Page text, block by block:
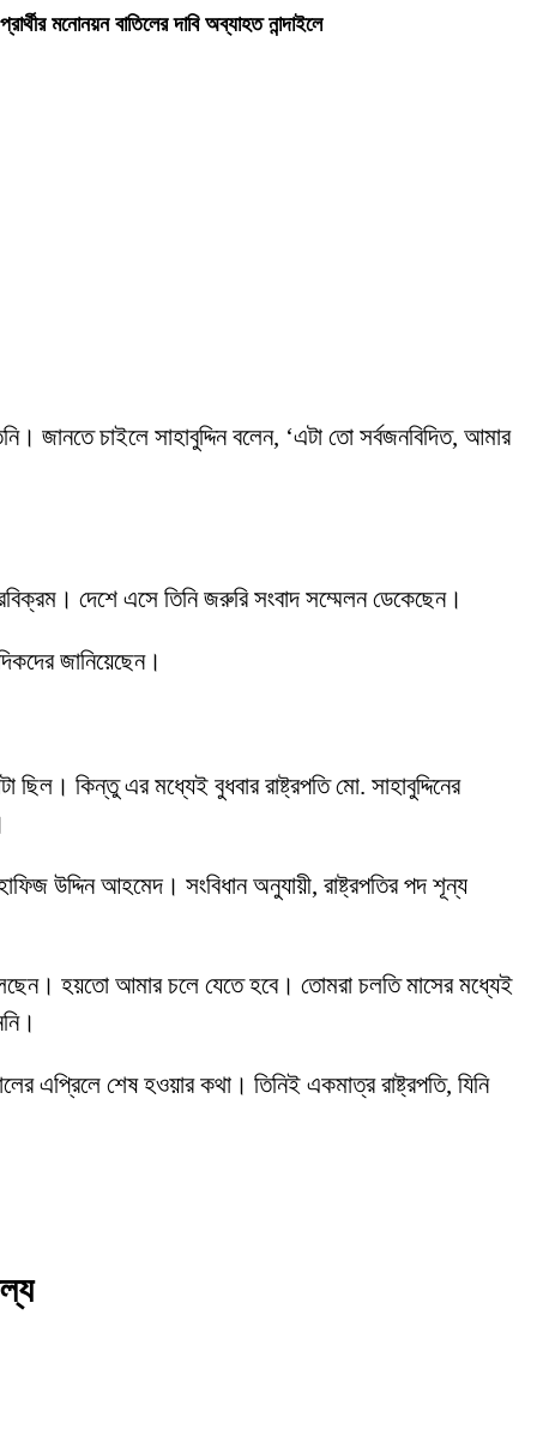
মনোনয়ন বাতিলের দাবি অব্যাহত নান্দাইলে
জানতে চাইলে সাহাবুদ্দিন বলেন, ‘এটা তো সর্বজনবিদিত, আমার
দেশে এসে তিনি জরুরি সংবাদ সম্মেলন ডেকেছেন।
জানিয়েছেন।
কিন্তু এর মধ্যেই বুধবার রাষ্ট্রপতি মো. সাহাবুদ্দিনের
হাফিজ উদ্দিন আহমেদ। সংবিধান অনুযায়ী, রাষ্ট্রপতির পদ শূন্য
হয়তো আমার চলে যেতে হবে। তোমরা চলতি মাসের মধ্যেই
এপ্রিলে শেষ হওয়ার কথা। তিনিই একমাত্র রাষ্ট্রপতি, যিনি